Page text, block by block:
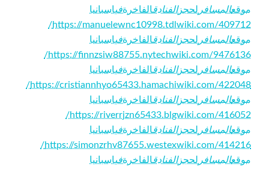
موقعالمسافر لحجزالفنادقالفاخرةفياسبانيا
https://manuelewnc10998.tdlwiki.com/409712/
موقعالمسافر لحجزالفنادقالفاخرةفياسبانيا
https://finnzsiw88755.nytechwiki.com/9476136/
موقعالمسافر لحجزالفنادقالفاخرةفياسبانيا
https://cristiannhyo65433.hamachiwiki.com/422048/
موقعالمسافر لحجزالفنادقالفاخرةفياسبانيا
https://riverrjzn65433.blgwiki.com/416052/
موقعالمسافر لحجزالفنادقالفاخرةفياسبانيا
https://simonzrhv87655.westexwiki.com/414216/
موقعالمسافر لحجزالفنادقالفاخرةفياسبانيا